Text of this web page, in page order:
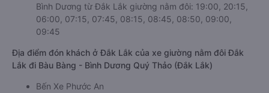
Bình Dương từ Đắk Lắk giường nằm đôi: 19:00, 20:15,
06:00, 07:15, 07:45, 08:15, 08:45, 08:50, 09:00,
09:45
Địa điểm đón khách ở Đắk Lắk của xe giường nằm đôi Đắk
Lắk đi Bàu Bàng - Bình Dương Quý Thảo (Đắk Lắk)
Bến Xe Phước An